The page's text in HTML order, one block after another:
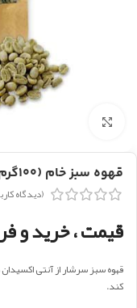
قهوه سبز خام (۱۰۰گرم)
(دیدگاه
قیمت ، خرید و
قهوه سبز سرشار از آنتی
کند.